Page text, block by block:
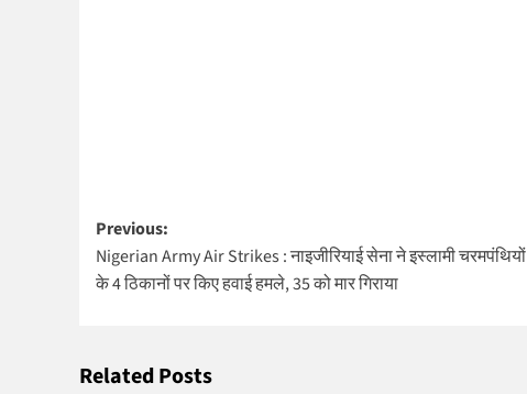
Post
navigation
Previous:
Nigerian Army Air Strikes : नाइजीरियाई सेना ने इस्लामी चरमपंथियों
के 4 ठिकानों पर किए हवाई हमले, 35 को मार गिराया
Related Posts